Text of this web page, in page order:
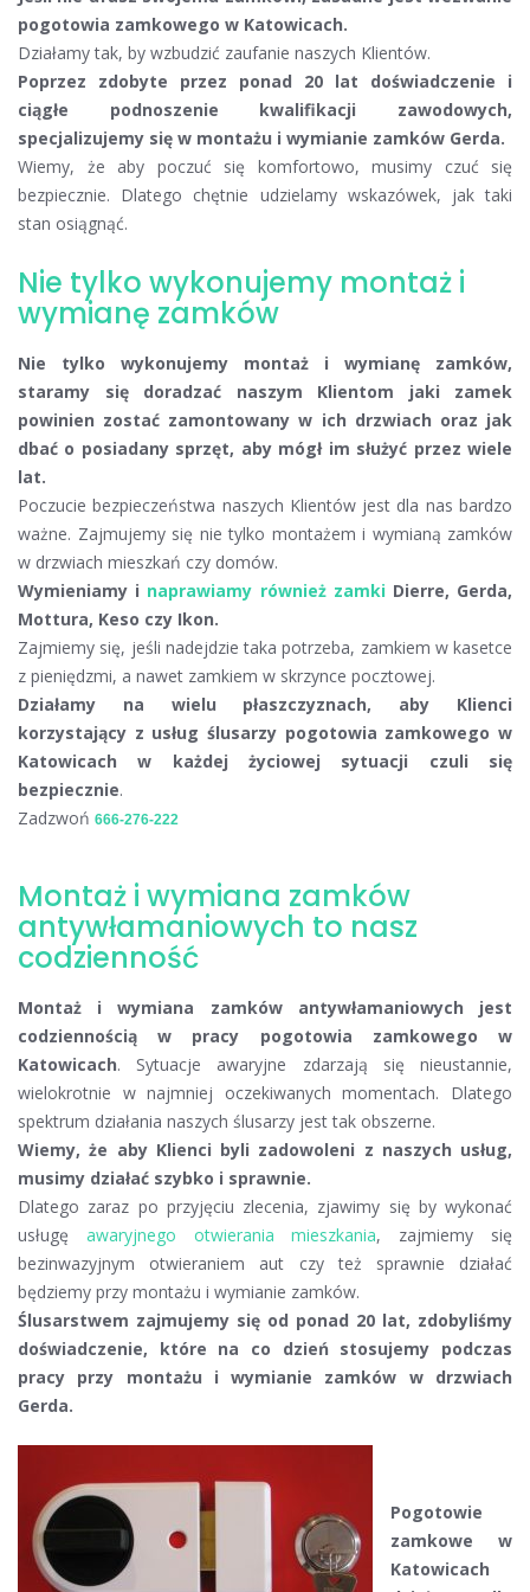
pogotowia zamkowego w Katowicach.
Działamy tak, by wzbudzić zaufanie naszych Klientów.
Poprzez zdobyte przez ponad 20 lat doświadczenie i
ciągłe podnoszenie kwalifikacji zawodowych,
specjalizujemy się w montażu i wymianie zamków Gerda.
Wiemy, że aby poczuć się komfortowo, musimy czuć się
bezpiecznie. Dlatego chętnie udzielamy wskazówek, jak taki
stan osiągnąć.
Nie tylko wykonujemy montaż i
wymianę zamków
Nie tylko wykonujemy montaż i wymianę zamków,
staramy się doradzać naszym Klientom jaki zamek
powinien zostać zamontowany w ich drzwiach oraz jak
dbać o posiadany sprzęt, aby mógł im służyć przez wiele
lat.
Poczucie bezpieczeństwa naszych Klientów jest dla nas bardzo
ważne. Zajmujemy się nie tylko montażem i wymianą zamków
w drzwiach mieszkań czy domów.
Wymieniamy i naprawiamy również zamkiDierre, Gerda,
Mottura, Keso czy Ikon.
Zajmiemy się, jeśli nadejdzie taka potrzeba, zamkiem w kasetce
z pieniędzmi, a nawet zamkiem w skrzynce pocztowej.
Działamy na wielu płaszczyznach, aby Klienci
korzystający z usług ślusarzy pogotowia zamkowego w
Katowicach w każdej życiowej sytuacji czuli się
bezpiecznie.
Zadzwoń 666-276-222
Montaż i wymiana zamków
antywłamaniowych to nasz
codzienność
Montaż i wymiana zamków antywłamaniowych jest
codziennością w pracy pogotowia zamkowego w
Katowicach. Sytuacje awaryjne zdarzają się nieustannie,
wielokrotnie w najmniej oczekiwanych momentach. Dlatego
spektrum działania naszych ślusarzy jest tak obszerne.
Wiemy, że aby Klienci byli zadowoleni z naszych usług,
musimy działać szybko i sprawnie.
Dlatego zaraz po przyjęciu zlecenia, zjawimy się by wykonać
usługę awaryjnego otwierania mieszkania, zajmiemy się
bezinwazyjnym otwieraniem aut czy też sprawnie działać
będziemy przy montażu i wymianie zamków.
Ślusarstwem zajmujemy się od ponad 20 lat, zdobyliśmy
doświadczenie, które na co dzień stosujemy podczas
pracy przy montażu i wymianie zamków w drzwiach
Gerda.
Pogotowie
zamkowe w
Katowicach